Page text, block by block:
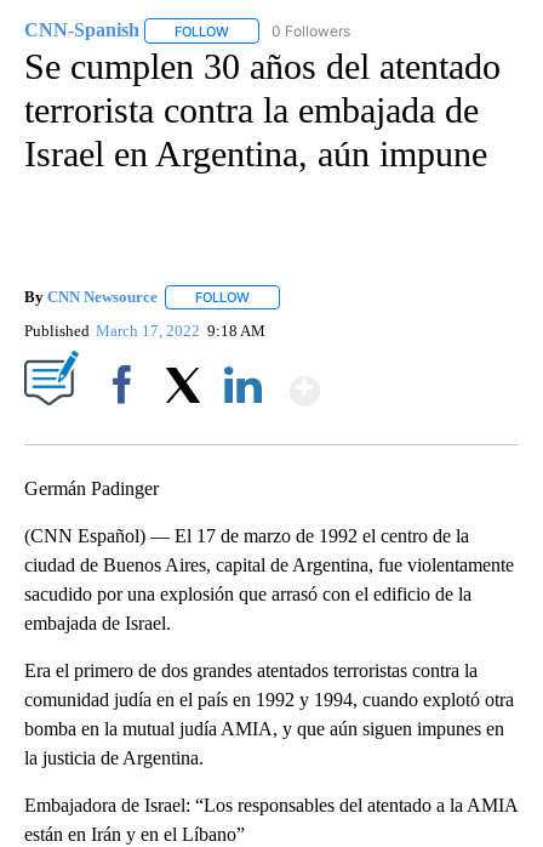
CNN-Spanish FOLLOW FOLLOW "CNN-SPANISH" TO RECEIVE
0 Followers
Se cumplen 30 años del atentado
terrorista contra la embajada de
Israel en Argentina, aún impune
By CNN Newsource FOLLOW
Published March 17, 2022 9:18 AM
Germán Padinger
(CNN Español) — El 17 de marzo de 1992 el centro de la
ciudad de Buenos Aires, capital de Argentina, fue violentamente
sacudido por una explosión que arrasó con el edificio de la
embajada de Israel.
Era el primero de dos grandes atentados terroristas contra la
comunidad judía en el país en 1992 y 1994, cuando explotó otra
bomba en la mutual judía AMIA, y que aún siguen impunes en
la justicia de Argentina.
Embajadora de Israel: “Los responsables del atentado a la AMIA
están en Irán y en el Líbano”